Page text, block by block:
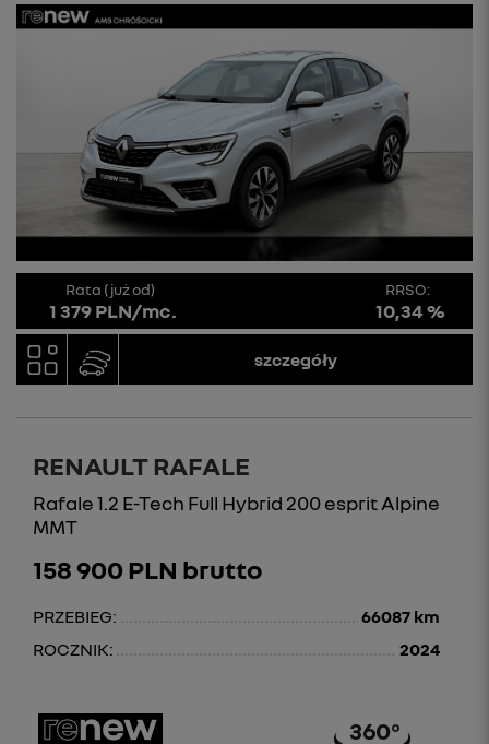
Rata (już od)
1 379 PLN/mc.
RRSO:
10,34 %
szczegóły
RENAULT RAFALE
Rafale 1.2 E-Tech Full Hybrid 200 esprit Alpine
MMT
158 900 PLN brutto
PRZEBIEG:
66087 km
ROCZNIK:
2024